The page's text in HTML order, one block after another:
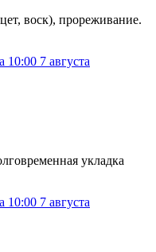
воск), прореживание.
10:00 7 августа
укладка
10:00 7 августа